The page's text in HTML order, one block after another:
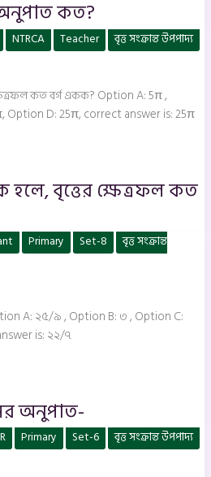
কত?
NTRCA Teacher
বৃত্ত সংক্রান্ত উপপাদ্য
কত বর্গ একক? Option A: 5π ,
Option D: 25π, correct answer is: 25π
হলে, বৃত্তের ক্ষেত্রফল কত
Primary Set-8
বৃত্ত সংক্রান্ত
A: ২৫/৯ , Option B: ৩ , Option C:
is: ২২/৭
অনুপাত-
Primary Set-6
বৃত্ত সংক্রান্ত উপপাদ্য